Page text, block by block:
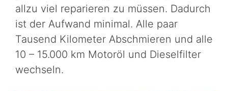
allzu viel reparieren zu müssen. Dadurch
ist der Aufwand minimal. Alle paar
Tausend Kilometer Abschmieren und alle
10 – 15.000 km Motoröl und Dieselfilter
wechseln.